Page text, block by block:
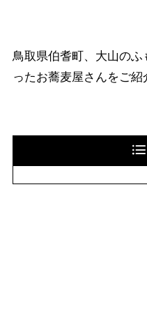
鳥取県伯耆町、大山の
ったお蕎麦屋さんをご紹